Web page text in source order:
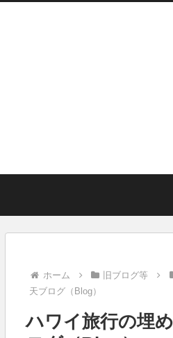
ホーム 旧ブログ等
天ブログ（Blog）
ハワイ旅行の埋